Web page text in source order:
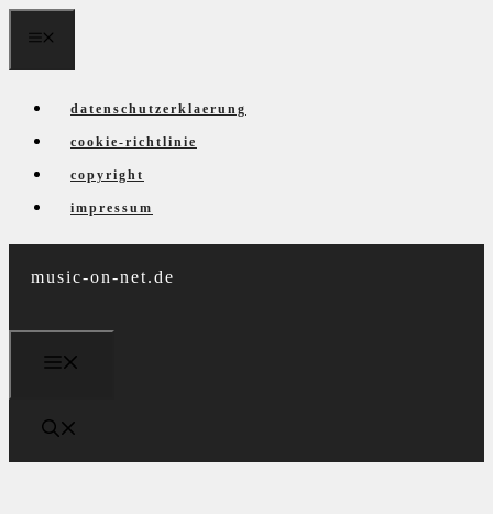
datenschutzerklaerung
cookie-richtlinie
copyright
impressum
music-on-net.de